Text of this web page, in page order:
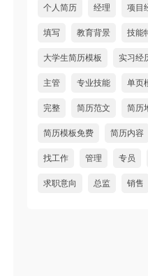
个人简历 经理 项目
填写 教育背景 技能
大学生简历模板 实习经
主管 专业技能 单页
完整 简历范文 简历
简历模板免费 简历内容
找工作 管理 专员
求职意向 总监 销售